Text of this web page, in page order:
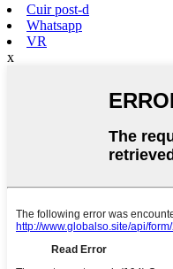
Cuir post-d
Whatsapp
VR
x